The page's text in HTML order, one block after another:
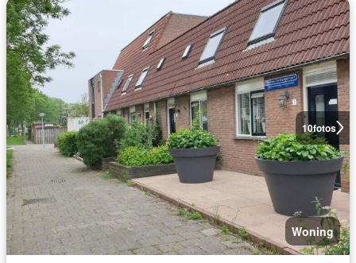
10fotos
Woning